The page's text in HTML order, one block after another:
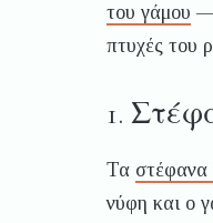
του γάμου —
πτυχές του
1.
Τα στέφανα
νύφη και ο